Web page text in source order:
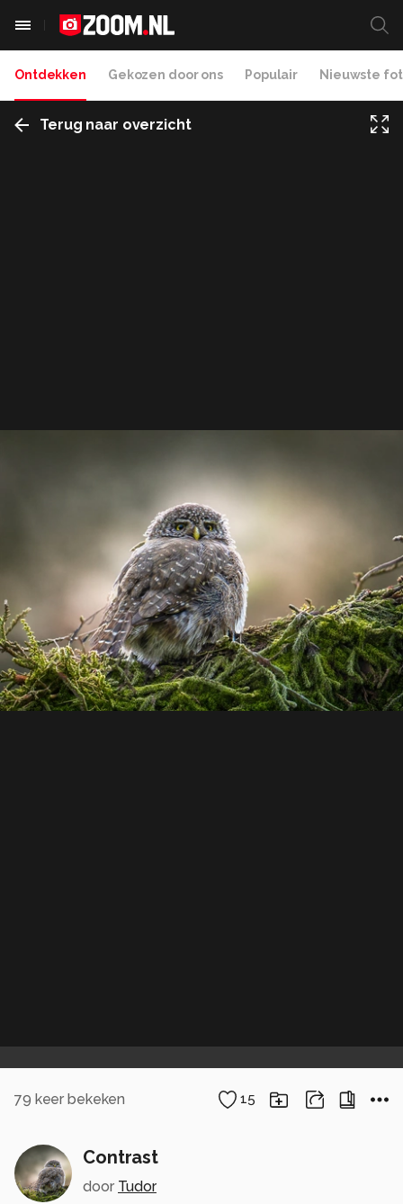
Ontdekken Gekozen door ons Populair Nieuwste
Terug naar overzicht
79 keer bekeken 15
Contrast
door Tudor